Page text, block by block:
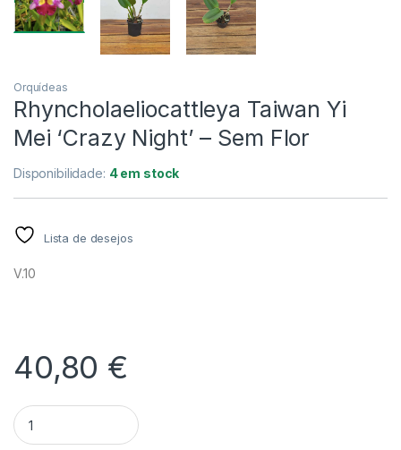
Orquídeas
Rhyncholaeliocattleya Taiwan Yi
Mei ‘Crazy Night’ – Sem Flor
Disponibilidade: 4 em stock
Lista de desejos
V.10
40,80 €
Quantidade Rhyncholaeliocattleya Taiwan Yi Mei 'Crazy